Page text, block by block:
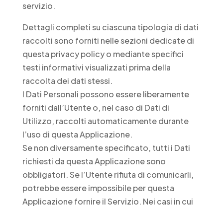
servizio.
Dettagli completi su ciascuna tipologia di dati
raccolti sono forniti nelle sezioni dedicate di
questa privacy policy o mediante specifici
testi informativi visualizzati prima della
raccolta dei dati stessi.
I Dati Personali possono essere liberamente
forniti dall’Utente o, nel caso di Dati di
Utilizzo, raccolti automaticamente durante
l’uso di questa Applicazione.
Se non diversamente specificato, tutti i Dati
richiesti da questa Applicazione sono
obbligatori. Se l’Utente rifiuta di comunicarli,
potrebbe essere impossibile per questa
Applicazione fornire il Servizio. Nei casi in cui